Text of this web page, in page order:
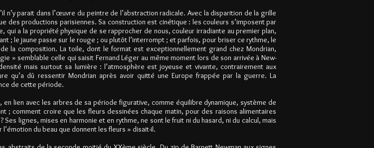
n’y parait dans l’œuvre du peintre de l’abstraction radicale. Avec la disparition de la grille
des productions parisiennes. Sa construction est cinétique : les couleurs s’imposent par
qui a la propriété physique de se rapprocher de nous, couleur irradiante au premier plan,
; le jaune passe sur le rouge ; ou plutôt l’interrompt ; et parfois, pour briser ce rythme, le
la composition. La toile, dont le format est exceptionnellement grand chez Mondrian,
» semblable celle qui saisit Fernand Léger au même moment lors de son arrivée à New-
mais surtout sa lumière : l’atmosphère est joyeuse et vivante, contrairement aux
qu’a dû ressentir Mondrian après avoir quitté une Europe frappée par la guerre. La
de cette période.
lien avec les arbres de sa période figurative, comme équilibre dynamique, système de
; comment croire que les fleurs dessinées chaque matin, pour des raisons alimentaires
lignes, mises en harmonie et en rythme, ne sont le fruit ni du hasard, ni du calcul, mais
du beau que donnent les fleurs » disait-il.